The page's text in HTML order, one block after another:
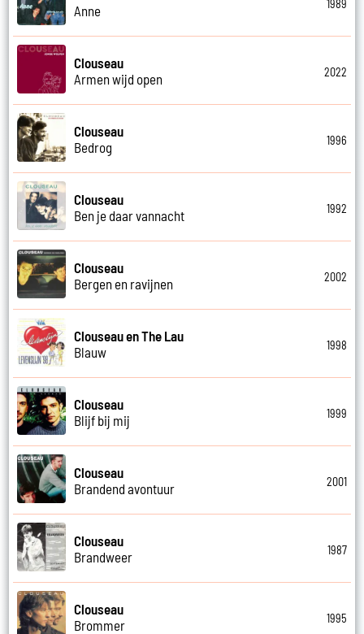
Anne
1989
Clouseau
Armen wijd open
2022
Clouseau
Bedrog
1996
Clouseau
Ben je daar vannacht
1992
Clouseau
Bergen en ravijnen
2002
Clouseau en The Lau
Blauw
1998
Clouseau
Blijf bij mij
1999
Clouseau
Brandend avontuur
2001
Clouseau
Brandweer
1987
Clouseau
Brommer
1995